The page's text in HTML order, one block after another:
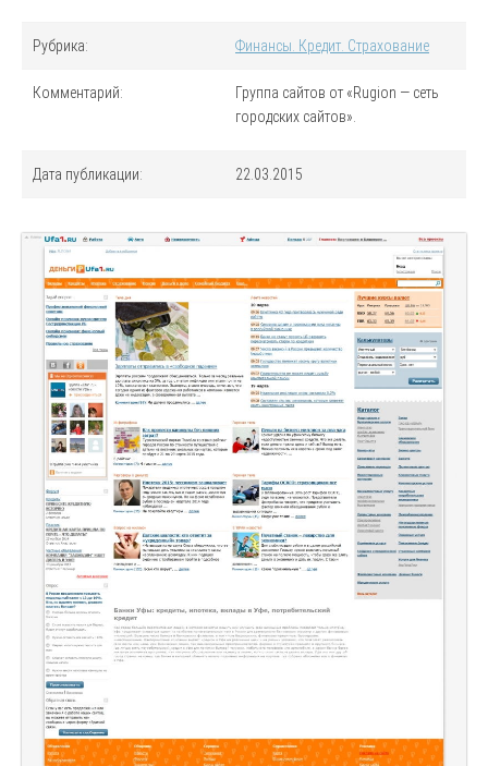
Рубрика: Финансы. Кредит. Страхование
Комментарий:
Группа сайтов от «Rugion — сеть
городских сайтов».
Дата публикации: 22.03.2015